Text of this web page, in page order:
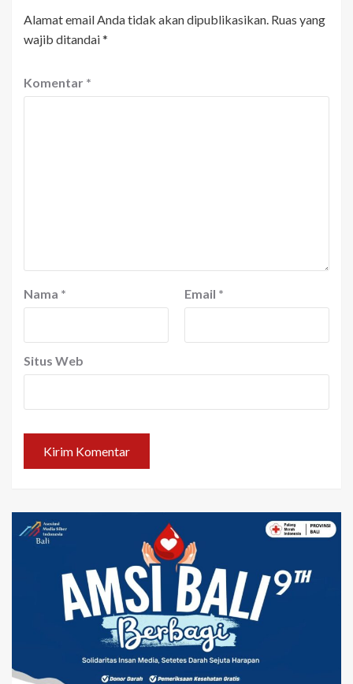
Alamat email Anda tidak akan dipublikasikan. Ruas yang
wajib ditandai*
Komentar *
Nama * Email *
Situs Web